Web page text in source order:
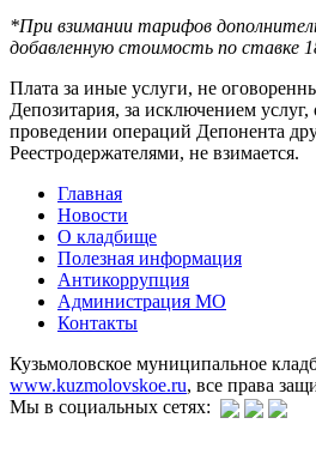
*При взимании тарифов
добавленную стоимость по ставке
Плата за иные услуги, не
Депозитария, за исключением
проведении операций Депонента
Реестродержателями, не взимается.
Главная
Новости
О кладбище
Полезная информация
Антикоррупция
Администрация МО
Контакты
Кузьмоловское муниципальное
www.kuzmolovskoe.ru, все права
Мы в социальных сетях: